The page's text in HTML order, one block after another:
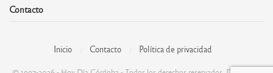
Contacto
Inicio Contacto Política de privacidad